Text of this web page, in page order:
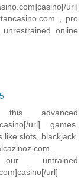
url]
, pro
online
this advanced
url] games.
slots, blackjack,
.
untrained
url]